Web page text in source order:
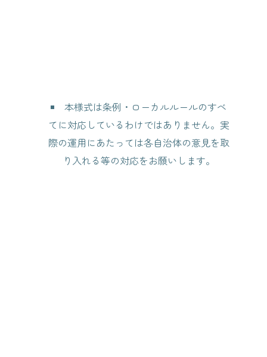
本様式は条例・ローカルルールのすべ
てに対応しているわけではありません。実
際の運用にあたっては各自治体の意見を取
り入れる等の対応をお願いします。